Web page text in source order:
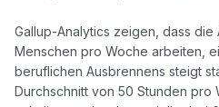
Gallup-Analytics zeigen, dass die
Menschen pro Woche arbeiten,
beruflichen Ausbrennens steigt
Durchschnitt von 50 Stunden pro